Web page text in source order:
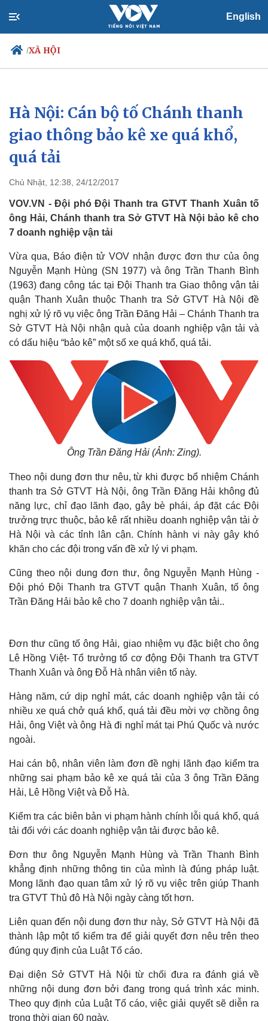
English
/XÃ HỘI
Chính trị
Đảng
Tổ chức nhân sự
Quốc hội
Nhận diện sự thật
Xã hội
Dự báo thời tiết
Thế giới
Quan sát
Cuộc sống đó đây
Hồ sơ
Multimedia
Video
Ảnh
Hà Nội: Cán bộ tố Chánh thanh
giao thông bảo kê xe quá khổ,
quá tải
Chủ Nhật, 12:38, 24/12/2017
VOV.VN - Đội phó Đội Thanh tra GTVT Thanh Xuân tố
ông Hải, Chánh thanh tra Sở GTVT Hà Nội bảo kê cho
7 doanh nghiệp vận tải
Vừa qua, Báo điện tử VOV nhận được đơn thư của ông
Nguyễn Mạnh Hùng (SN 1977) và ông Trần Thanh Bình
(1963) đang công tác tại Đội Thanh tra Giao thông vận tải
quận Thanh Xuân thuộc Thanh tra Sở GTVT Hà Nội đề
nghị xử lý rõ vụ việc ông Trần Đăng Hải – Chánh Thanh tra
Sở GTVT Hà Nội nhận quà của doanh nghiệp vận tải và
có dấu hiệu “bảo kê” một số xe quá khổ, quá tải.
Ông Trần Đăng Hải (Ảnh: Zing).
Theo nội dung đơn thư nêu, từ khi được bổ nhiệm Chánh
thanh tra Sở GTVT Hà Nội, ông Trần Đăng Hải không đủ
năng lực, chỉ đạo lãnh đạo, gây bè phái, áp đặt các Đội
trưởng trực thuộc, bảo kê rất nhiều doanh nghiệp vận tải ở
Hà Nội và các tỉnh lân cận.Chính hành vi này gây khó
khăn cho các đội trong vấn đề xử lý vi phạm.
Cũng theo nội dung đơn thư, ông Nguyễn Mạnh Hùng -
Đội phó Đội Thanh tra GTVT quận Thanh Xuân, tố ông
Trần Đăng Hải bảo kê cho 7 doanh nghiệp vận tải..
Đơn thư cũng tố ông Hải, giao nhiệm vụ đặc biệt cho ông
Lê Hồng Việt- Tổ trưởng tổ cơ động Đội Thanh tra GTVT
Thanh Xuân và ông Đỗ Hà nhân viên tổ này.
Hàng năm, cứ dịp nghỉ mát, các doanh nghiệp vận tải có
nhiều xe quá chở quá khổ, quá tải đều mời vợ chồng ông
Hải, ông Việt và ông Hà đi nghỉ mát tại Phú Quốc và nước
ngoài.
Hai cán bộ, nhân viên làm đơn đề nghị lãnh đạo kiểm tra
những sai phạm bảo kê xe quá tải của 3 ông Trần Đăng
Hải, Lê Hồng Việt và Đỗ Hà.
Kiểm tra các biên bản vi phạm hành chính lỗi quá khổ, quá
tải đối với các doanh nghiệp vận tải được bảo kê.
Đơn thư ông Nguyễn Mạnh Hùng và Trần Thanh Bình
khẳng định những thông tin của mình là đúng pháp luật.
Mong lãnh đạo quan tâm xử lý rõ vụ việc trên giúp Thanh
tra GTVT Thủ đô Hà Nội ngày càng tốt hơn.
Liên quan đến nội dung đơn thư này, Sở GTVT Hà Nội đã
thành lập một tổ kiểm tra để giải quyết đơn nêu trên theo
đúng quy định của Luật Tố cáo.
Đại diện Sở GTVT Hà Nội từ chối đưa ra đánh giá về
những nội dung đơn bởi đang trong quá trình xác minh.
Theo quy định của Luật Tố cáo, việc giải quyết sẽ diễn ra
trong thời gian 60 ngày.